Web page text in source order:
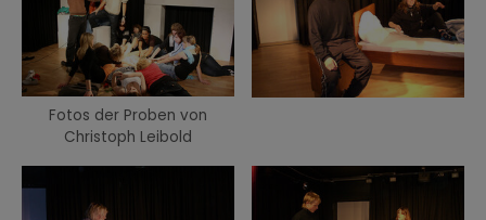
Fotos der Proben von
Christoph Leibold